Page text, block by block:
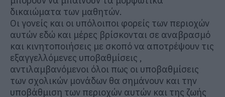
δικαιώματα των μαθητών.
Οι γονείς και οι υπόλοιποι φορείς των περιοχών
αυτών εδώ και μέρες βρίσκονται σε αναβρασμό
και κινητοποιήσεις με σκοπό να αποτρέψουν τις
εξαγγελλόμενες υποβαθμίσεις ,
αντιλαμβανόμενοι όλοι πως οι υποβαθμίσεις
των σχολικών μονάδων θα σημάνουν και την
υποβάθμιση των περιοχών αυτών και της ζωής